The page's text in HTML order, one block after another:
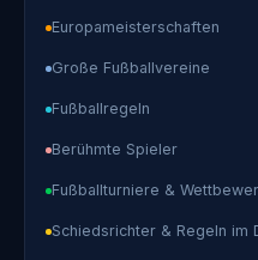
Europameisterschaften
Große Fußballvereine
Fußballregeln
Berühmte Spieler
Fußballturniere &
Schiedsrichter & Regeln im